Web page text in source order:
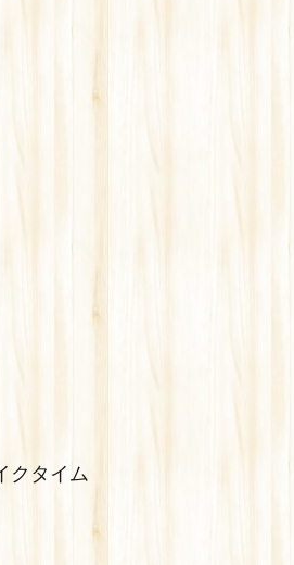
クタイム